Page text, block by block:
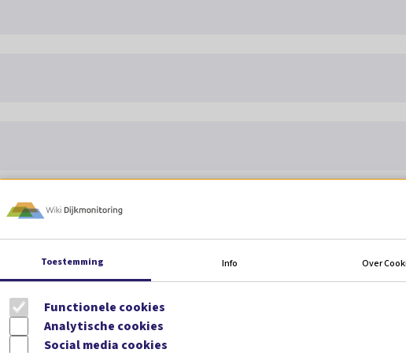
van STOWA, Deltares, Arcadis, BZ Ingenieurs en Managers en Fugro.
Toestemming Info Over
Functionele cookies
Analytische cookies
Social media cookies